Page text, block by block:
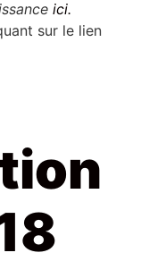
ici.
sur le lien